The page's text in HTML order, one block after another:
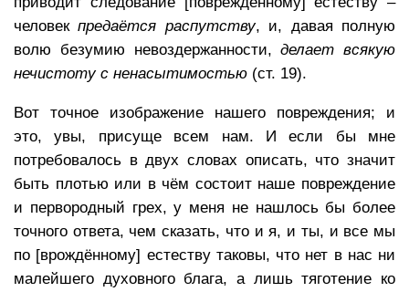
человекпредаётся распутству, и, давая полную
волю безумию невоздержанности,делает всякую
нечистоту с ненасытимостью (ст. 19).
Вот точное изображение нашего повреждения; и
это, увы, присуще всем нам. И если бы мне
потребовалось в двух словах описать, что значит
быть плотью или в чём состоит наше повреждение
и первородный грех, у меня не нашлось бы более
точного ответа, чем сказать, что и я, и ты, и все мы
по [врождённому] естеству таковы, что нет в нас ни
малейшего духовного блага, а лишь тяготение ко